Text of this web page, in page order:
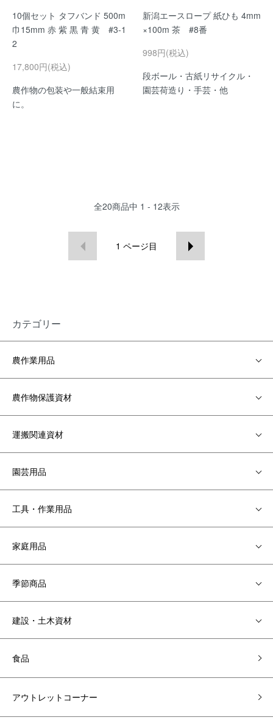
10個セット タフバンド 500m
巾15mm 赤 紫 黒 青 黄 #3-1
2
17,800円(税込)
農作物の包装や一般結束用
に。
新潟エースロープ 紙ひも 4mm
×100m 茶 #8番
998円(税込)
段ボール・古紙リサイクル・
園芸荷造り・手芸・他
全20商品中 1 - 12表示
1 ページ目
カテゴリー
農作業用品
農作物保護資材
運搬関連資材
園芸用品
工具・作業用品
家庭用品
季節商品
建設・土木資材
食品
アウトレットコーナー